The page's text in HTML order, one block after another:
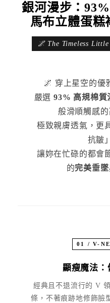
銀河漫步：
馬布立體蛋糕
🌌 The Timeless
🌌 穿上星空的優
嚴選 93% 高規棉質
般滑順觸感的
極致親膚透氣，更
抗皺
讓妳在忙碌的都會
的完美垂
01 / V-
顯瘦魔法：
經典且不退流行的 V
條，不著痕跡地修飾臉